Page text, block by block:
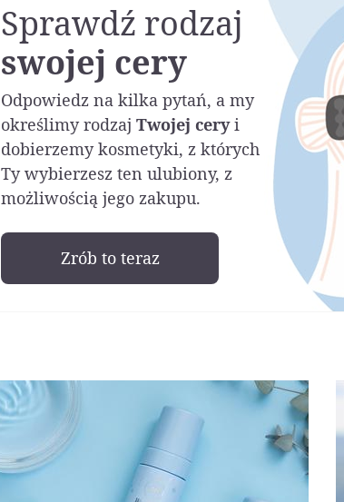
Sprawdź rodzaj
swojej cery
Odpowiedz na kilka pytań, a my
określimy rodzaj Twojej ceryi
dobierzemy kosmetyki, z których
Ty wybierzesz ten ulubiony, z
możliwością jego zakupu.
Zrób to teraz